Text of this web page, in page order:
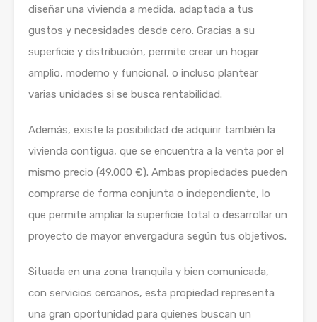
diseñar una vivienda a medida, adaptada a tus
gustos y necesidades desde cero. Gracias a su
superficie y distribución, permite crear un hogar
amplio, moderno y funcional, o incluso plantear
varias unidades si se busca rentabilidad.
Además, existe la posibilidad de adquirir también la
vivienda contigua, que se encuentra a la venta por el
mismo precio (49.000 €). Ambas propiedades pueden
comprarse de forma conjunta o independiente, lo
que permite ampliar la superficie total o desarrollar un
proyecto de mayor envergadura según tus objetivos.
Situada en una zona tranquila y bien comunicada,
con servicios cercanos, esta propiedad representa
una gran oportunidad para quienes buscan un